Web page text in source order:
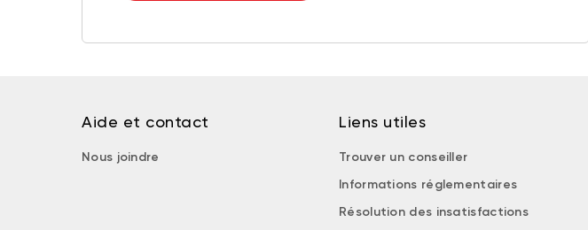
Aide et contact
Nous joindre
Liens utiles
Trouver un conseiller
Informations réglementaires
Résolution des insatisfactions